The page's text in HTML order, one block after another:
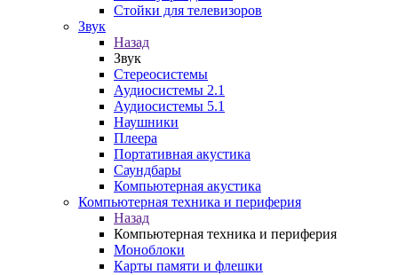
Стойки для телевизоров
Звук
Назад
Звук
Стереосистемы
Аудиосистемы 2.1
Аудиосистемы 5.1
Наушники
Плеера
Портативная акустика
Саундбары
Компьютерная акустика
Компьютерная техника и периферия
Назад
Компьютерная техника и периферия
Моноблоки
Карты памяти и флешки